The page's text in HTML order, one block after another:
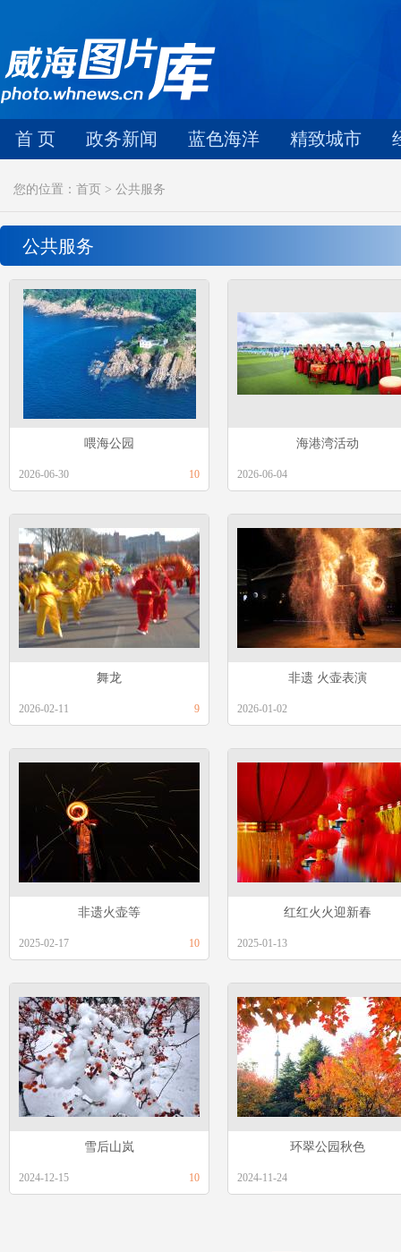
首 页 政务新闻 蓝色海洋 精致城市
您的位置：首页 > 公共服务
公共服务
喂海公园
2026-06-30 10
海港湾活动
2026-06-04
舞龙
2026-02-11 9
非遗 火壶表演
2026-01-02
非遗火壶等
2025-02-17 10
红红火火迎新春
2025-01-13
雪后山岚
2024-12-15 10
环翠公园秋色
2024-11-24